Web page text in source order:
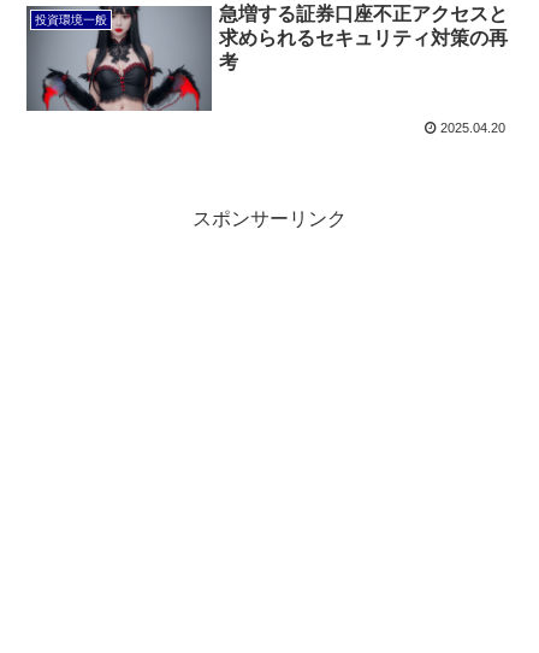
投資環境一般
急増する証券口座不正アクセスと
求められるセキュリティ対策の再
考
2025.04.20
スポンサーリンク